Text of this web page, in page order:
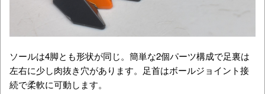
ソールは4脚とも形状が同じ。簡単な2個パーツ構成で足裏は
左右に少し肉抜き穴があります。足首はボールジョイント接
続で柔軟に可動します。